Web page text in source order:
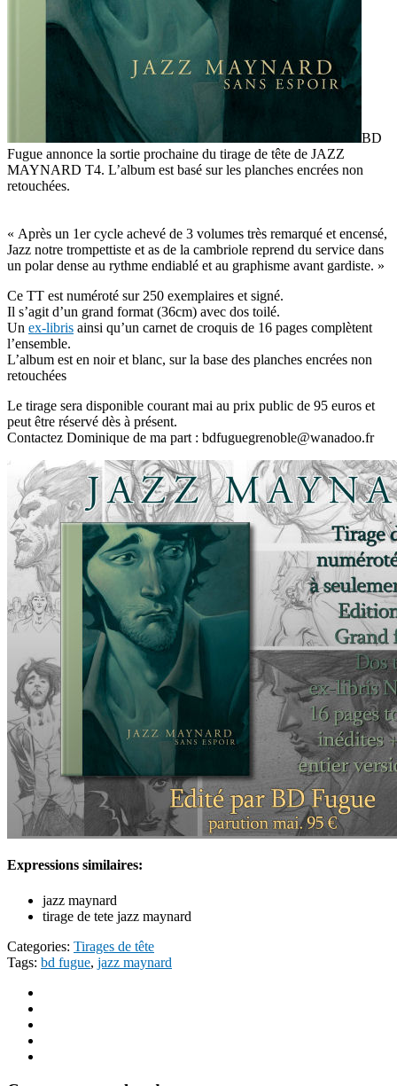
BD
Fugue annonce la sortie prochaine du tirage de tête de JAZZ
MAYNARD T4. L’album est basé sur les planches encrées non
retouchées.
« Après un 1er cycle achevé de 3 volumes très remarqué et encensé,
Jazz notre trompettiste et as de la cambriole reprend du service dans
un polar dense au rythme endiablé et au graphisme avant gardiste. »
Ce TT est numéroté sur 250 exemplaires et signé.
Il s’agit d’un grand format (36cm) avec dos toilé.
Un ex-libris ainsi qu’un carnet de croquis de 16 pages complètent
l’ensemble.
L’album est en noir et blanc, sur la base des planches encrées non
retouchées
Le tirage sera disponible courant mai au prix public de 95 euros et
peut être réservé dès à présent.
Contactez Dominique de ma part : bdfuguegrenoble@wanadoo.fr
Expressions similaires:
jazz maynard
tirage de tete jazz maynard
Categories: Tirages de tête
Tags: bd fugue, jazz maynard